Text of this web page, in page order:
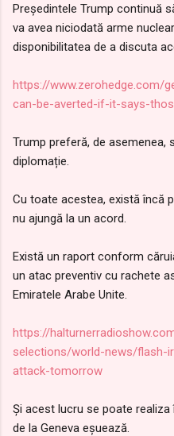
Președintele Trump continuă
va avea niciodată arme
disponibilitatea de a discuta
https://www.zerohedge.com/
can-be-averted-if-it-says-
Trump preferă, de asemenea,
diplomație.
Cu toate acestea, există încă
nu ajungă la un acord.
Există un raport conform
un atac preventiv cu rachete
Emiratele Arabe Unite.
https://
selections/world-news/flash-
attack-tomorrow
Și acest lucru se poate
de la Geneva eșuează.